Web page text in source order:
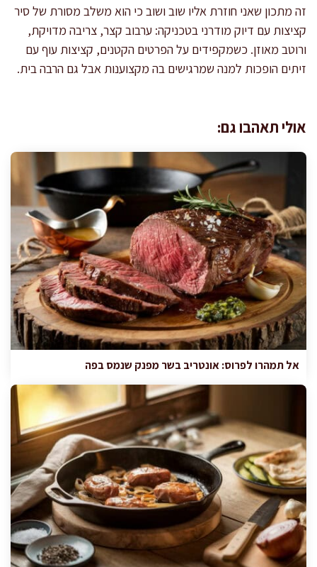
זה מתכון שאני חוזרת אליו שוב ושוב כי הוא משלב מסורת של סיר
קציצות עם דיוק מודרני בטכניקה: ערבוב קצר, צריבה מדויקת,
ורוטב מאוזן. כשמקפידים על הפרטים הקטנים, קציצות עוף עם
זיתים הופכות למנה שמרגישים בה מקצוענות אבל גם הרבה בית.
אולי תאהבו גם:
אל תמהרו לפרוס: אונטריב בשר מפנק שנמס בפה